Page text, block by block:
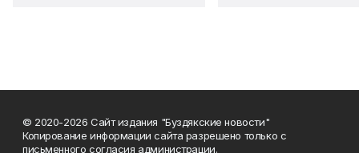
© 2020-2026 Сайт издания "Буздякские новости"
Копирование информации сайта разрешено только с
письменного согласия администрации.